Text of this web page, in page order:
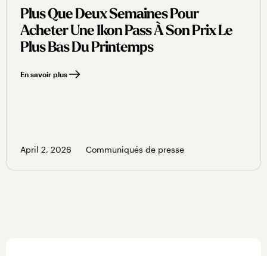
Plus Que Deux Semaines Pour
Acheter Une Ikon Pass À Son Prix Le
Plus Bas Du Printemps
En savoir plus
April 2, 2026 Communiqués de presse